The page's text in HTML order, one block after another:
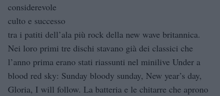
considerevole
culto e successo
tra i patiti dell’ala più rock della new wave britannica.
Nei loro primi tre dischi stavano già dei classici che
l’anno prima erano stati riassunti nel minilive Under a
blood red sky: Sunday bloody sunday, New year’s day,
Gloria, I will follow. La batteria e le chitarre che aprono